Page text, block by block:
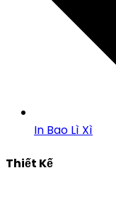
In Bao Lì Xì
Thiết Kế